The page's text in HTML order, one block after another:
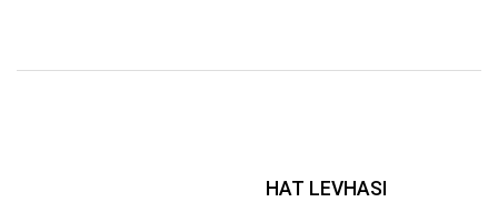
HAT LEVHASI